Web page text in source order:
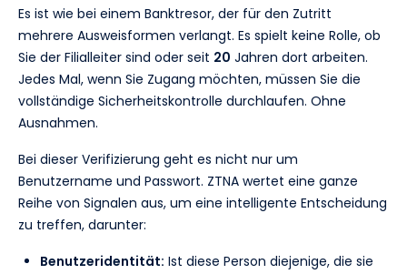
Es ist wie bei einem Banktresor, der für den Zutritt
mehrere Ausweisformen verlangt. Es spielt keine Rolle, ob
Sie der Filialleiter sind oder seit 20 Jahren dort arbeiten.
Jedes Mal, wenn Sie Zugang möchten, müssen Sie die
vollständige Sicherheitskontrolle durchlaufen. Ohne
Ausnahmen.
Bei dieser Verifizierung geht es nicht nur um
Benutzername und Passwort. ZTNA wertet eine ganze
Reihe von Signalen aus, um eine intelligente Entscheidung
zu treffen, darunter:
Benutzeridentität: Ist diese Person diejenige, die sie